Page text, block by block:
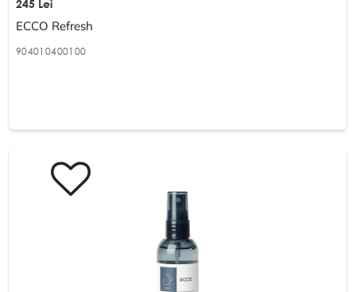
245 Lei
ECCO Refresh
904010400100